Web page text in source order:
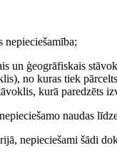
nepieciešamība;
un ģeogrāfiskais
no kuras tiek
kurā paredzēts
naudas
nepieciešami šādi